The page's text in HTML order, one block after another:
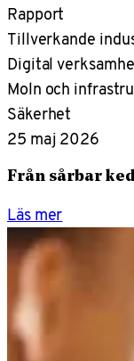
Rapport
Tillverkande
Digital
Moln och
Säkerhet
25 maj 2026
Från sårbar
Läs mer